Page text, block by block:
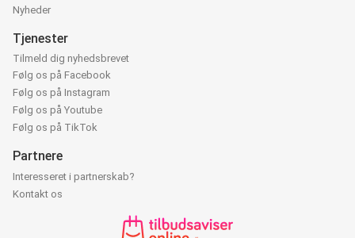
Nyheder
Tjenester
Tilmeld dig nyhedsbrevet
Følg os på Facebook
Følg os på Instagram
Følg os på Youtube
Følg os på TikTok
Partnere
Interesseret i partnerskab?
Kontakt os